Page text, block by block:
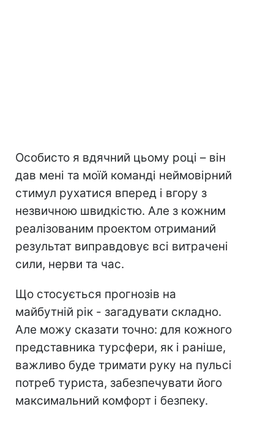
Особисто я вдячний цьому році – він
дав мені та моїй команді неймовірний
стимул рухатися вперед і вгору з
незвичною швидкістю. Але з кожним
реалізованим проектом отриманий
результат виправдовує всі витрачені
сили, нерви та час.
Що стосується прогнозів на
майбутній рік - загадувати складно.
Але можу сказати точно: для кожного
представника турсфери, як і раніше,
важливо буде тримати руку на пульсі
потреб туриста, забезпечувати його
максимальний комфорт і безпеку.